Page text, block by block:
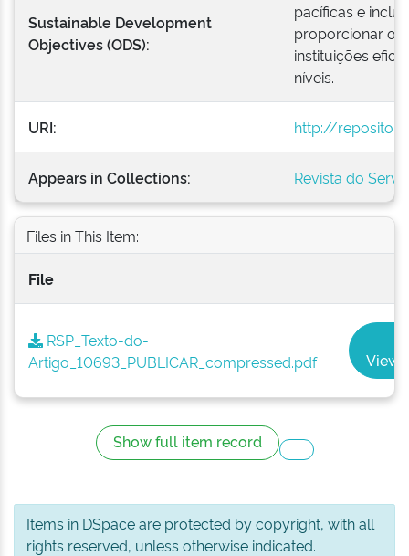
Sustainable Development
Objectives (ODS):
pacíficas e
proporcionar o
instituições
níveis.
URI: http://
Appears in Collections: Revista do
Files in This Item:
File
RSP_Texto-do-
Artigo_10693_PUBLICAR_compressed.pdf
Show full item record
Items in DSpace are protected by copyright, with all
rights reserved, unless otherwise indicated.